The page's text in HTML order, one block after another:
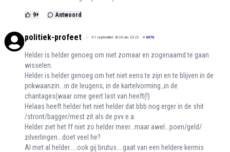
9+ Antwoord
politiek-profeet 01 september 2023 om 23:22 + 6970
Helder is helder genoeg om niet zomaar en zogenaamd te gaan
wisselen.
Helder is helder genoeg om het niet eens te zijn en te blijven in de
prikwaanzin...in de leugens, in de kartelvorming ,in de
chantages(waar ome geert last van heeft(!)
Helaas heeft helder het niet helder dat bbb nog erger in de shit
/stront/bagger/mest zit als de pvv e.a.
Helder ziet het ff niet zo helder meer...maar awel...poen/geld/
zilverlingen...doet veel he?
Al met al helder.....ook gij brutus....gaat van een heldere kermis